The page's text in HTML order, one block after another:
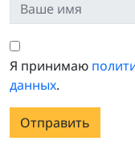
Я принимаю
данных.
Отправить